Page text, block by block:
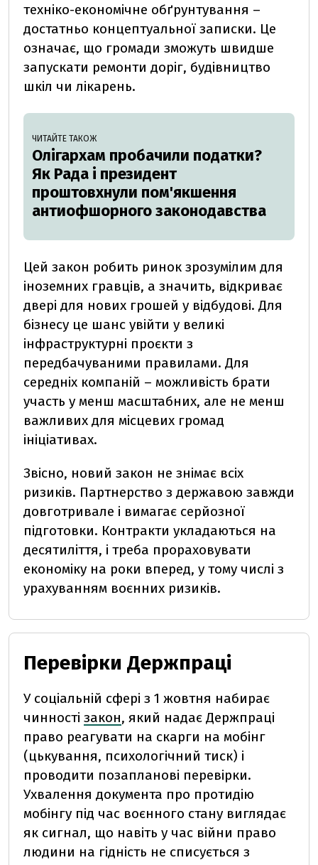
техніко-економічне обґрунтування –
достатньо концептуальної записки. Це
означає, що громади зможуть швидше
запускати ремонти доріг, будівництво
шкіл чи лікарень.
ЧИТАЙТЕ ТАКОЖ
Олігархам пробачили податки?
Як Рада і президент
проштовхнули пом'якшення
антиофшорного законодавства
Цей закон робить ринок зрозумілим для
іноземних гравців, а значить, відкриває
двері для нових грошей у відбудові. Для
бізнесу це шанс увійти у великі
інфраструктурні проєкти з
передбачуваними правилами. Для
середніх компаній – можливість брати
участь у менш масштабних, але не менш
важливих для місцевих громад
ініціативах.
Звісно, новий закон не знімає всіх
ризиків. Партнерство з державою завжди
довготривале і вимагає серйозної
підготовки. Контракти укладаються на
десятиліття, і треба прораховувати
економіку на роки вперед, у тому числі з
урахуванням воєнних ризиків.
Перевірки Держпраці
У соціальній сфері з 1 жовтня набирає
чинності закон, який надає Держпраці
право реагувати на скарги на мобінг
(цькування, психологічний тиск) і
проводити позапланові перевірки.
Ухвалення документа про протидію
мобінгу під час воєнного стану виглядає
як сигнал, що навіть у час війни право
людини на гідність не списується з